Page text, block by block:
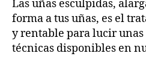
Las uñas esculpidas,
forma a tus uñas, es el
y rentable para lucir unas
técnicas disponibles en